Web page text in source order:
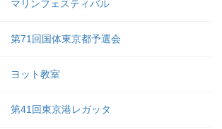
マリンフェスティバル
第71回国体東京都予選会
ヨット教室
第41回東京港レガッタ